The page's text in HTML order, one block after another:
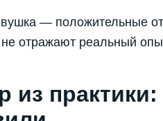
— положительные
отражают реальный
из